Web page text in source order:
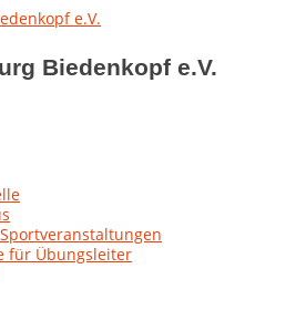
e.V.
Biedenkopf e.V.
für Übungsleiter